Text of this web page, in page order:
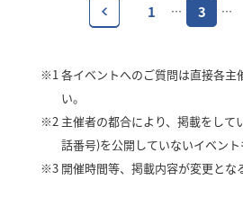
1 … 3 …
※1 各イベントへのご質問は直接各主
い。
※2 主催者の都合により、掲載をして
話番号)を公開していないイベント
※3 開催時間等、掲載内容が変更とな